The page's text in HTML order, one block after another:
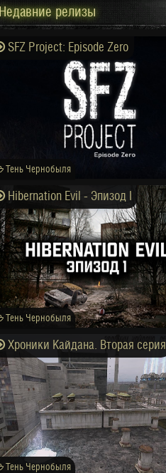
Недавние релизы
SFZ Project: Episode Zero
Тень Чернобыля
Hibernation Evil - Эпизод I
Тень Чернобыля
Хроники Кайдана. Вторая серия
Тень Чернобыля